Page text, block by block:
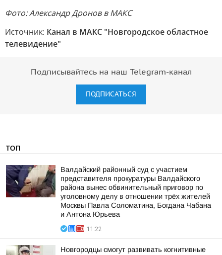
Фото: Александр Дронов в МАКС
Источник: Канал в МАКС "Новгородское областное
телевидение"
Подписывайтесь на наш Telegram-канал
ПОДПИСАТЬСЯ
ТОП
Валдайский районный суд с участием
представителя прокуратуры Валдайского
района вынес обвинительный приговор по
уголовному делу в отношении трёх жителей
Москвы Павла Соломатина, Богдана Чабана
и Антона Юрьева
11:22
Новгородцы смогут развивать когнитивные